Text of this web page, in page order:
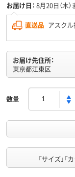
お届け日： 8月20日（木）
直送品 アスク
お届け先住所：
東京都江東区
数量
「サイズ」「